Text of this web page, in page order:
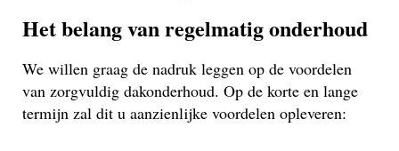
Het belang van regelmatig onderhoud
We willen graag de nadruk leggen op de voordelen
van zorgvuldig dakonderhoud. Op de korte en lange
termijn zal dit u aanzienlijke voordelen opleveren: